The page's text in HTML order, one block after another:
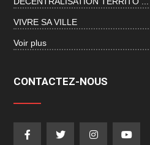
VIVRE SA VILLE
Voir plus
CONTACTEZ-NOUS